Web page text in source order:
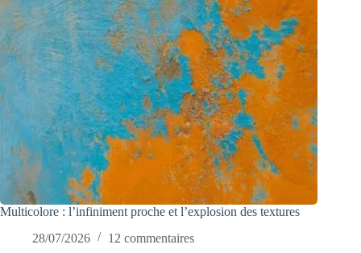
Multicolore : l’infiniment proche et l’explosion des textures
28/07/2026
12 commentaires